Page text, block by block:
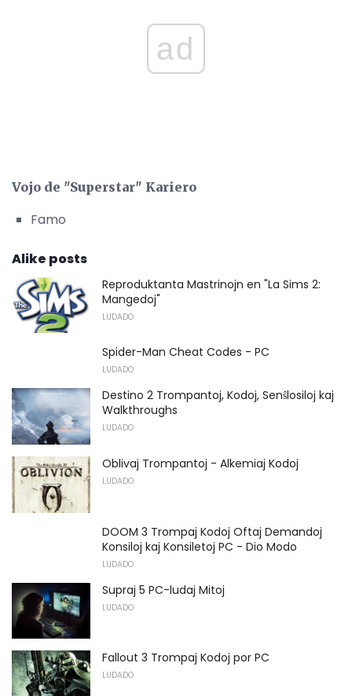
ad
Vojo de "Superstar" Kariero
Famo
Alike posts
Reproduktanta Mastrinojn en "La Sims 2:
Mangedoj"
LUDADO
Spider-Man Cheat Codes - PC
LUDADO
Destino 2 Trompantoj, Kodoj, Senŝlosiloj kaj
Walkthroughs
LUDADO
Oblivaj Trompantoj - Alkemiaj Kodoj
LUDADO
DOOM 3 Trompaj Kodoj Oftaj Demandoj
Konsiloj kaj Konsiletoj PC - Dio Modo
LUDADO
Supraj 5 PC-ludaj Mitoj
LUDADO
Fallout 3 Trompaj Kodoj por PC
LUDADO